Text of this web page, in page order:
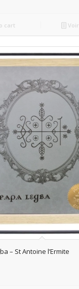
cart
– St Antoine l’Ermite